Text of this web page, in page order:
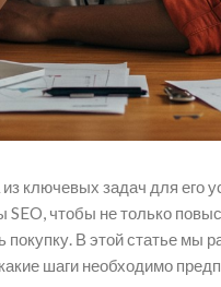
ключевых задач для его
чтобы не только
В этой статье мы
шаги необходимо